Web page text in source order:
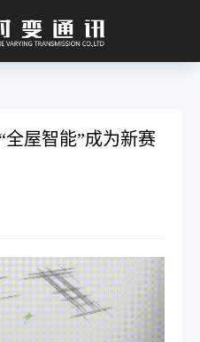
全屋智能”成为新赛